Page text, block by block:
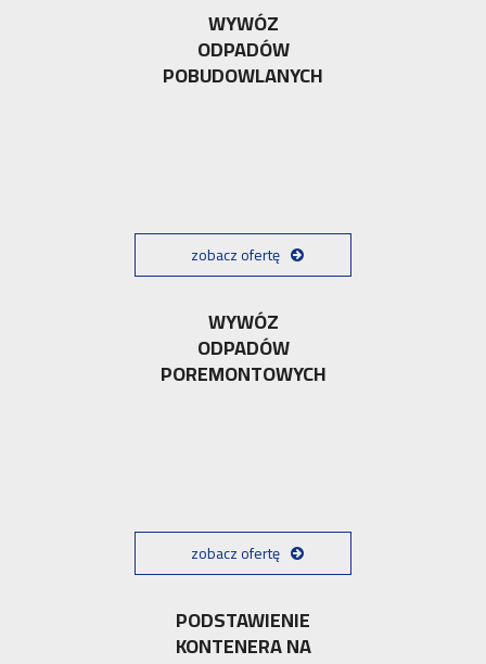
WYWÓZ
ODPADÓW
POBUDOWLANYCH
zobacz ofertę
WYWÓZ
ODPADÓW
POREMONTOWYCH
zobacz ofertę
PODSTAWIENIE
KONTENERA NA